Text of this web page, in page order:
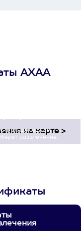
АХАА
владелец сам
развлечение.